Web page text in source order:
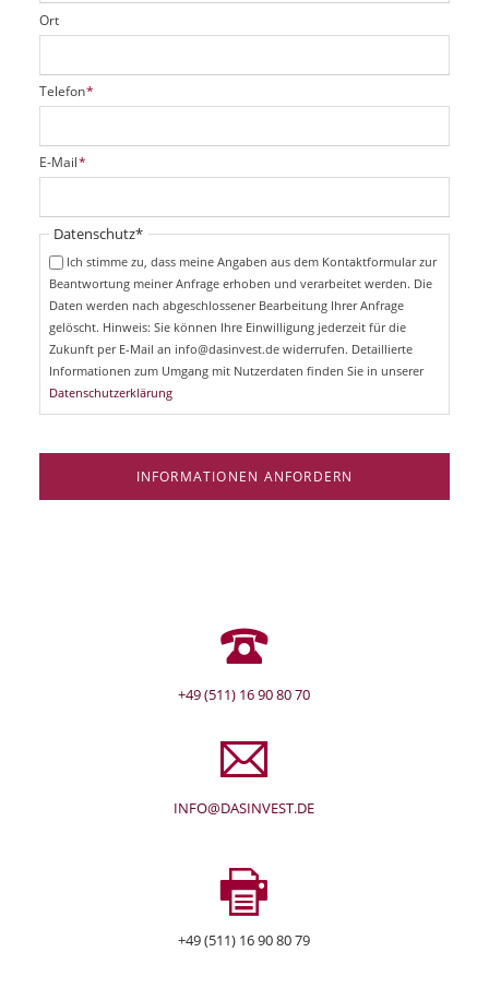
Ort
P
f
i
c
t
f
Telefon*
P
f
i
E-Mail*
Pflichtfeld
Datenschutz*
Ich stimme zu, dass meine Angaben aus dem Kontaktformular zur
Beantwortung meiner Anfrage erhoben und verarbeitet werden. Die
Daten werden nach abgeschlossener Bearbeitung Ihrer Anfrage
gelöscht. Hinweis: Sie können Ihre Einwilligung jederzeit für die
Zukunft per E-Mail an info@dasinvest.de widerrufen. Detaillierte
Informationen zum Umgang mit Nutzerdaten finden Sie in unserer
Datenschutzerklärung
INFORMATIONEN ANFORDERN
+49 (511) 16 90 80 70
INFO@DASINVEST.DE
+49 (511) 16 90 80 79